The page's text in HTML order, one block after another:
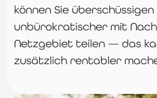
können Sie
unbürokratischer mit
Netzgebiet teilen — das
zusätzlich rentabler